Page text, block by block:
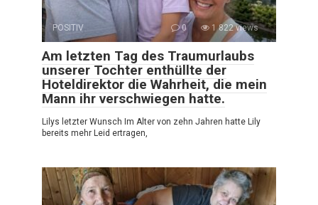
POSITIV 0 1 822 views
Am letzten Tag des Traumurlaubs
unserer Tochter enthüllte der
Hoteldirektor die Wahrheit, die mein
Mann ihr verschwiegen hatte.
Lilys letzter Wunsch Im Alter von zehn Jahren hatte Lily
bereits mehr Leid ertragen,